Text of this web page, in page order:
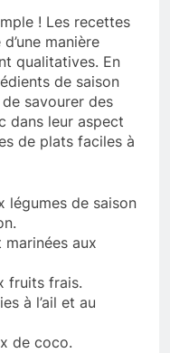
! Les recettes
manière
qualitatives. En
de saison
de savourer des
dans leur aspect
de plats faciles à
légumes de saison
aux
fruits frais.
à l’ail et au
de coco.